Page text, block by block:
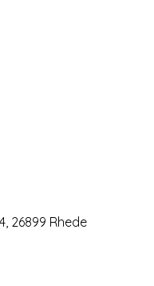
26899 Rhede